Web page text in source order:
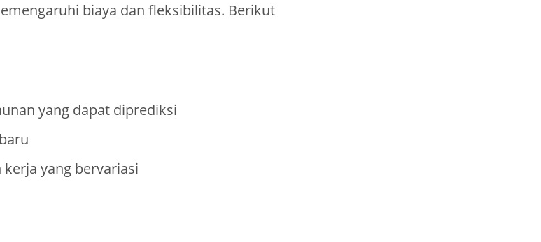
biaya dan fleksibilitas. Berikut
yang dapat diprediksi
yang bervariasi